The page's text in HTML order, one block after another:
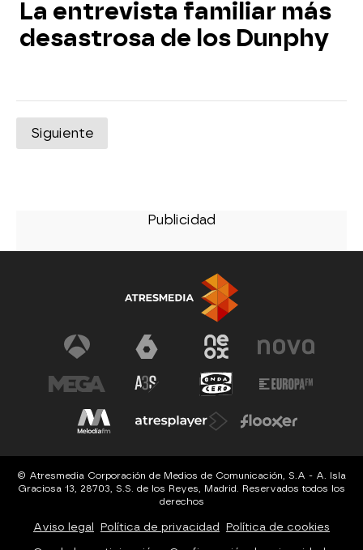
La entrevista familiar más
desastrosa de los Dunphy
Siguiente
© Atresmedia Corporación de Medios de Comunicación, S.A - A. Isla
Graciosa 13, 28703, S.S. de los Reyes, Madrid. Reservados todos los
derechos
Aviso legal Política de privacidad Política de cookies